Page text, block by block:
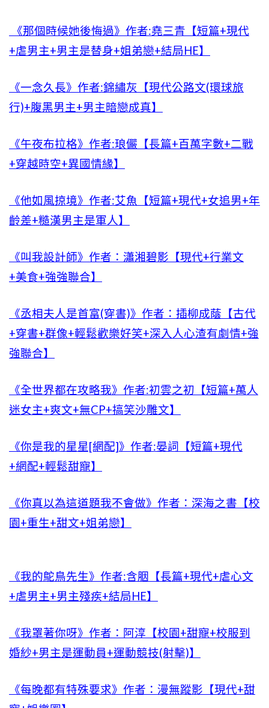
《那個時候她後悔過》作者:堯三青【短篇+現代
+虐男主+男主是替身+姐弟戀+結局HE】
《一念久長》作者:錦繡灰【現代公路文(環球旅
行)+腹黑男主+男主暗戀成真】
《午夜布拉格》作者:琅儼【長篇+百萬字數+二戰
+穿越時空+異國情緣】
《他如風掠境》作者:艾魚【短篇+現代+女追男+年
齡差+糙漢男主是軍人】
《叫我設計師》作者：瀟湘碧影【現代+行業文
+美食+強強聯合】
《丞相夫人是首富(穿書)》作者：插柳成蔭【古代
+穿書+群像+輕鬆歡樂好笑+深入人心渣有劇情+強
強聯合】
《全世界都在攻略我》作者:初雲之初【短篇+萬人
迷女主+爽文+無CP+搞笑沙雕文】
《你是我的星星[網配]》作者:晏詞【短篇+現代
+網配+輕鬆甜寵】
《你真以為這道題我不會做》作者：深海之書【校
園+重生+甜文+姐弟戀】
《我的鴕鳥先生》作者:含胭【長篇+現代+虐心文
+虐男主+男主殘疾+結局HE】
《我罩著你呀》作者：阿淳【校園+甜寵+校服到
婚紗+男主是運動員+運動競技(射擊)】
《每晚都有特殊要求》作者：漫無蹤影【現代+甜